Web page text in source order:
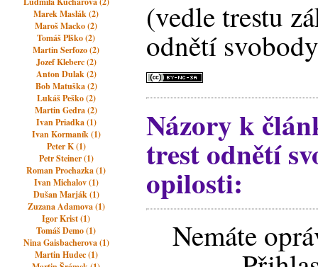
Marek Maslák (2)
Maroš Macko (2)
Tomáš Plško (2)
Martin Serfozo (2)
Jozef Kleberc (2)
Anton Dulak (2)
Bob Matuška (2)
Lukáš Peško (2)
Martin Gedra (2)
Ivan Priadka (1)
Ivan Kormaník (1)
Peter K (1)
Petr Steiner (1)
Roman Prochazka (1)
Ivan Michalov (1)
Dušan Marják (1)
Zuzana Adamova (1)
Igor Krist (1)
Tomáš Demo (1)
Nina Gaisbacherova (1)
Martin Hudec (1)
(vedle trestu
odnětí
Názory k
trest odnětí
opilosti:
Nemáte